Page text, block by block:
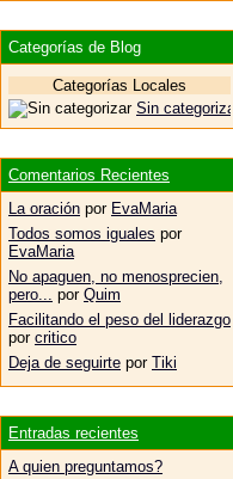
Categorías de Blog
Categorías Locales
Sin categorizar
Comentarios Recientes
La oración por EvaMaria
Todos somos iguales por
EvaMaria
No apaguen, no menosprecien,
pero...
por Quim
Facilitando el peso del liderazgo
por critico
Deja de seguirte por Tiki
Entradas recientes
A quien preguntamos?